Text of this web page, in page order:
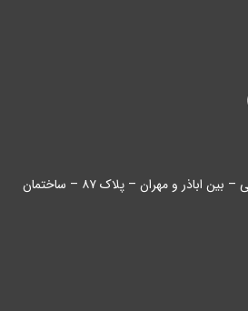
تهران – خیابان آیت اله کاشانی – بین اباذر و مهران – پلاک ۸۷ – ساختمان